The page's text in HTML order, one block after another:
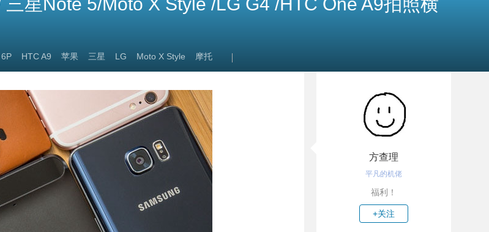
HTC A9 苹果 三星 LG Moto X Style 摩托
方查理
平凡的机佬
福利！
+关注